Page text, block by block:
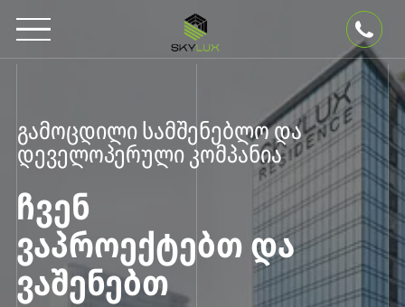
გამოცდილი სამშენებლო და
დეველოპერული კომპანია
ᲩᲕᲔᲜ
ᲕᲐᲞᲠᲝᲔᲥᲢᲔᲑᲗ ᲓᲐ
ᲕᲐᲨᲔᲜᲔᲑᲗ